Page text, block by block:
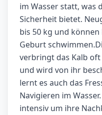
im Wasser statt, was
Sicherheit bietet.
bis 50 kg und
Geburt
verbringt das Kalb
und wird von ihr
lernt es auch das
Navigieren im
intensiv um ihre